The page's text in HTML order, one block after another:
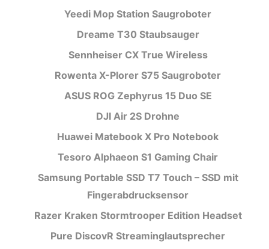
Yeedi Mop Station Saugroboter
Dreame T30 Staubsauger
Sennheiser CX True Wireless
Rowenta X-Plorer S75 Saugroboter
ASUS ROG Zephyrus 15 Duo SE
DJI Air 2S Drohne
Huawei Matebook X Pro Notebook
Tesoro Alphaeon S1 Gaming Chair
Samsung Portable SSD T7 Touch – SSD mit
Fingerabdrucksensor
Razer Kraken Stormtrooper Edition Headset
Pure DiscovR Streaminglautsprecher